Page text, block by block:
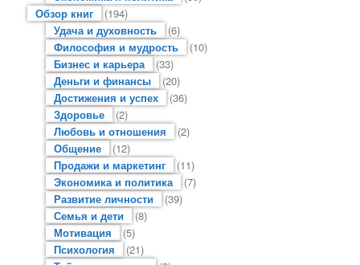
Обзор книг
(194)
Удача и духовность
(6)
Философия и мудрость
(10)
Бизнес и карьера
(33)
Деньги и финансы
(20)
Достижения и успех
(36)
Здоровье
(2)
Любовь и отношения
(2)
Общение
(12)
Продажи и маркетинг
(11)
Экономика и политика
(7)
Развитие личности
(39)
Семья и дети
(8)
Мотивация
(5)
Психология
(21)